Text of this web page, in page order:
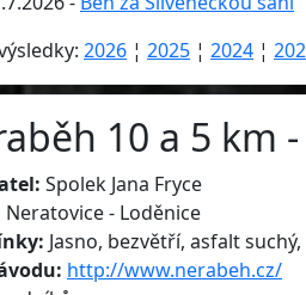
2026 ¦ 2025 ¦ 2024 ¦
10 a 5 km
Spolek Jana Fryce
Neratovice - Loděnice
Jasno, bezvětří, asfalt
http://www.nerabeh.cz/